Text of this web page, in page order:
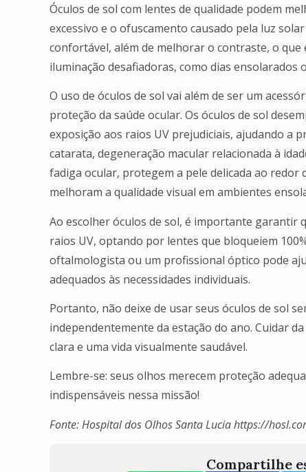
Óculos de sol com lentes de qualidade podem
excessivo e o ofuscamento causado pela luz
confortável, além de melhorar o contraste, o que
iluminação desafiadoras, como dias ensolarados
O uso de óculos de sol vai além de ser um
proteção da saúde ocular. Os óculos de sol
exposição aos raios UV prejudiciais, ajudando a
catarata, degeneração macular relacionada à
fadiga ocular, protegem a pele delicada ao redor
melhoram a qualidade visual em ambientes
Ao escolher óculos de sol, é importante garantir
raios UV, optando por lentes que bloqueiem
oftalmologista ou um profissional óptico pode
adequados às necessidades individuais.
Portanto, não deixe de usar seus óculos de sol
independentemente da estação do ano. Cuidar
clara e uma vida visualmente saudável.
Lembre-se: seus olhos merecem proteção
indispensáveis nessa missão!
Fonte: Hospital dos Olhos Santa Lucia https://
Compartilhe